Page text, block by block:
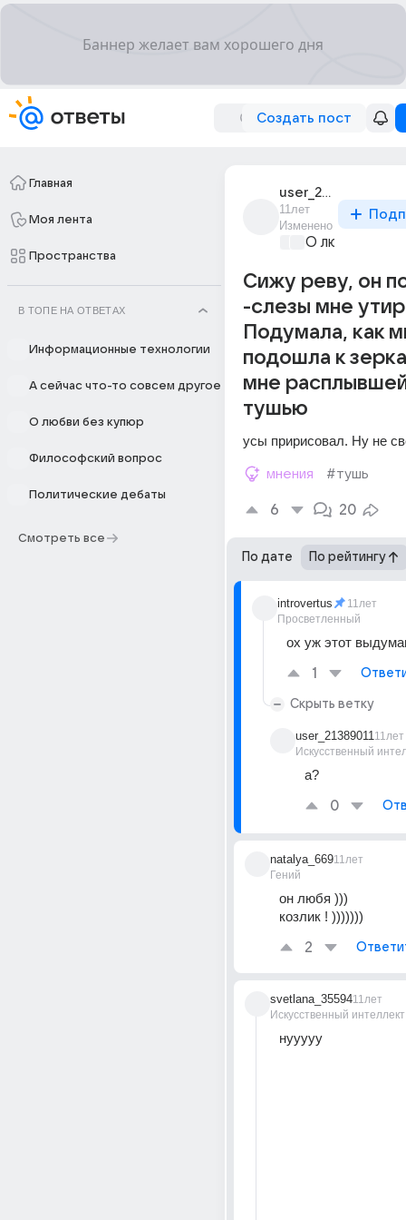
Создать пост
Главная
Моя лента
Пространства
В ТОПЕ НА ОТВЕТАХ
Информационные технологии
А сейчас что-то совсем другое
О любви без купюр
Философский вопрос
Политические дебаты
Смотреть все
user_21389011
11лет
Изменено
О любви без
Сижу реву, он
-слезы мне
Подумала, как
подошла к
мне
тушью
усы пририсовал. Ну не
мнения #тушь
6 20
По дате По рейтингу
introvertus
Просветленный
11лет
ох уж этот
1
Скрыть ветку
user_21389011
Искусственный
11лет
а?
0
natalya_669
Гений
11лет
он любя )))
козлик ! )))))))
2
svetlana_35594
Искусственный интеллект
11лет
нууууу